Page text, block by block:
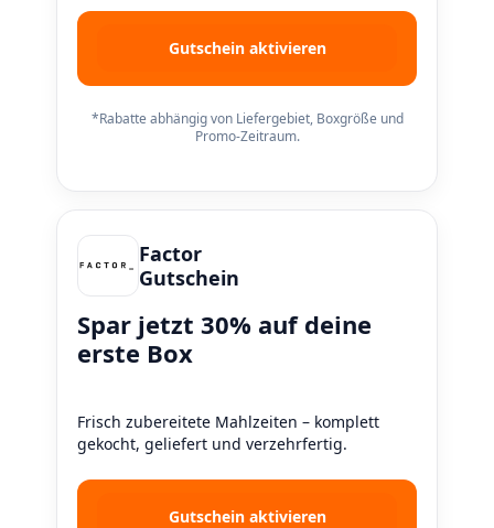
Gutschein aktivieren
*Rabatte abhängig von Liefergebiet, Boxgröße und
Promo-Zeitraum.
Factor
Gutschein
Spar jetzt 30% auf deine
erste Box
Frisch zubereitete Mahlzeiten – komplett
gekocht, geliefert und verzehrfertig.
Gutschein aktivieren